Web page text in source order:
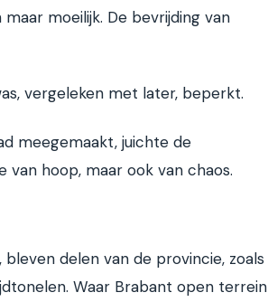
moeilijk. De bevrijding van
vergeleken met later, beperkt.
meegemaakt, juichte de
van hoop, maar ook van chaos.
delen van de provincie, zoals
Waar Brabant open terrein